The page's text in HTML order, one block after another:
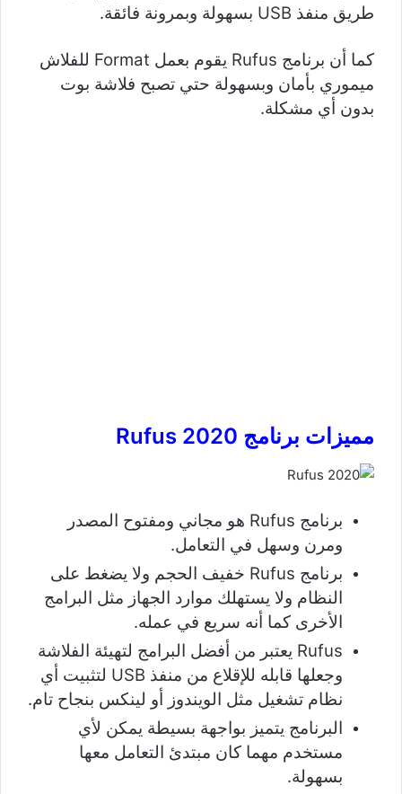
طريق منفذ USB بسهولة وبمرونة فائقة.
كما أن برنامج Rufus يقوم بعمل Format للفلاش
ميموري بأمان وبسهولة حتي تصبح فلاشة بوت
بدون أي مشكلة.
مميزات برنامج 2020 Rufus
برنامج Rufus هو مجاني ومفتوح المصدر
ومرن وسهل في التعامل.
برنامج Rufus خفيف الحجم ولا يضغط على
النظام ولا يستهلك موارد الجهاز مثل البرامج
الأخرى كما أنه سريع في عمله.
Rufus يعتبر من أفضل البرامج لتهيئة الفلاشة
وجعلها قابله للإقلاع من منفذ USB لتثبيت أي
نظام تشغيل مثل الويندوز أو لينكس بنجاح تام.
البرنامج يتميز بواجهة بسيطة يمكن لأي
مستخدم مهما كان مبتدئ التعامل معها
بسهولة.